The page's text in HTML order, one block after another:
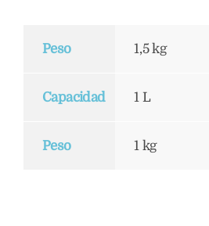
Peso 1,5 kg
Capacidad 1 L
Peso 1 kg